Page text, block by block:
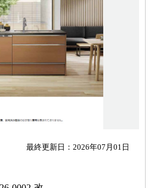
最終更新日：2026年07月01日